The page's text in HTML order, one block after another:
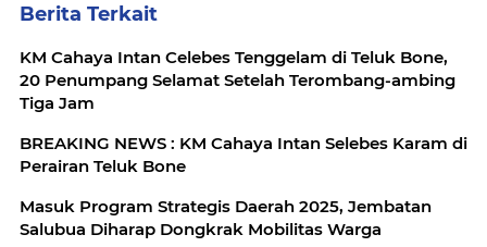
Berita Terkait
KM Cahaya Intan Celebes Tenggelam di Teluk Bone,
20 Penumpang Selamat Setelah Terombang-ambing
Tiga Jam
BREAKING NEWS : KM Cahaya Intan Selebes Karam di
Perairan Teluk Bone
Masuk Program Strategis Daerah 2025, Jembatan
Salubua Diharap Dongkrak Mobilitas Warga